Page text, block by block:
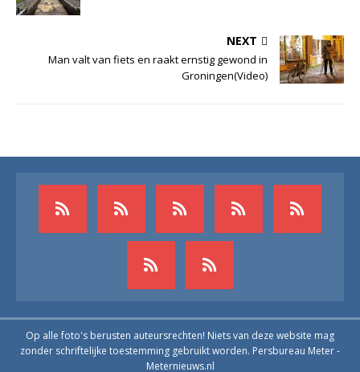
NEXT
Man valt van fiets en raakt ernstig gewond in
Groningen(Video)
Op alle foto's berusten auteursrechten! Niets van deze website mag
zonder schriftelijke toestemming gebruikt worden. Persbureau Meter -
Meternieuws.nl